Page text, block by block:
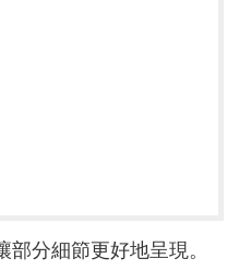
分細節更好地呈現。